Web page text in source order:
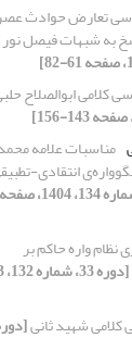
تعارض حوادث
ابو‌الصلاح
مناسبات علامه
انتقادی-
نظام واره حاکم بر